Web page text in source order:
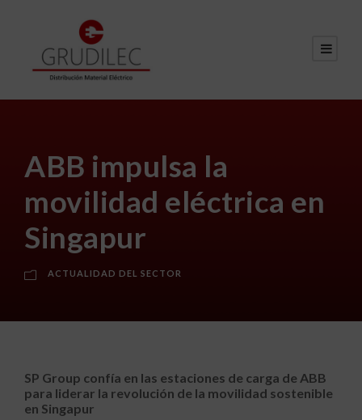
ABB impulsa la
movilidad eléctrica en
Singapur
ACTUALIDAD DEL SECTOR
SP Group confía en las estaciones de carga de ABB
para liderar la revolución de la movilidad sostenible
en Singapur